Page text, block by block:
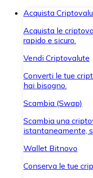
Acquista
Acquista le
rapido e sicuro.
Vendi Criptovalute
Converti le tue
hai bisogno.
Scambia (Swap)
Scambia una
istantaneamente,
Wallet Bitnovo
Conserva le tue